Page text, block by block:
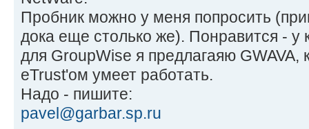
Пробник можно у меня попросить
дока еще столько же). Понравится -
для GroupWise я предлагаяю GWAVA,
eTrust'ом умеет работать.
Надо - пишите:
pavel@garbar.sp.ru